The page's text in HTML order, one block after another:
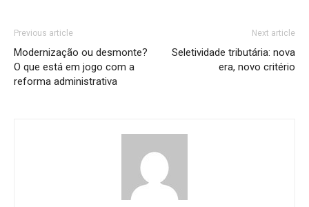
Previous article
Modernização ou desmonte?
O que está em jogo com a
reforma administrativa
Next article
Seletividade tributária: nova
era, novo critério